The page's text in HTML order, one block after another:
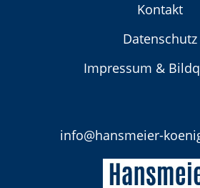
Kontakt
Datenschutz
Impressum &
info@hansmeier-